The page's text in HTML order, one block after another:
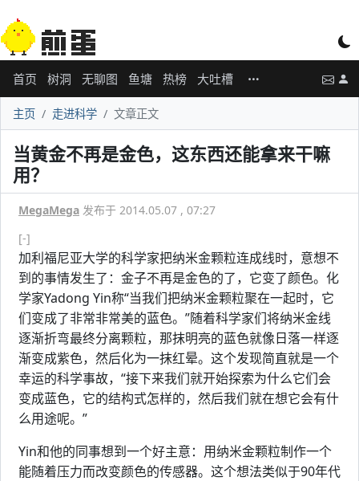
首页 树洞 无聊图 鱼塘 热榜 大吐槽
主页 走进科学 文章正文
当黄金不再是金色，这东西还能拿来干嘛
用？
MegaMega 发布于 2014.05.07 , 07:27
[-]
加利福尼亚大学的科学家把纳米金颗粒连成线时，意想不
到的事情发生了：金子不再是金色的了，它变了颜色。化
学家Yadong Yin称“当我们把纳米金颗粒聚在一起时，它
们变成了非常非常美的蓝色。”随着科学家们将纳米金线
逐渐折弯最终分离颗粒，那抹明亮的蓝色就像日落一样逐
渐变成紫色，然后化为一抹红晕。这个发现简直就是一个
幸运的科学事故，“接下来我们就开始探索为什么它们会
变成蓝色，它的结构式怎样的，然后我们就在想它会有什
么用途呢。”
Yin和他的同事想到一个好主意：用纳米金颗粒制作一个
能随着压力而改变颜色的传感器。这个想法类似于90年代